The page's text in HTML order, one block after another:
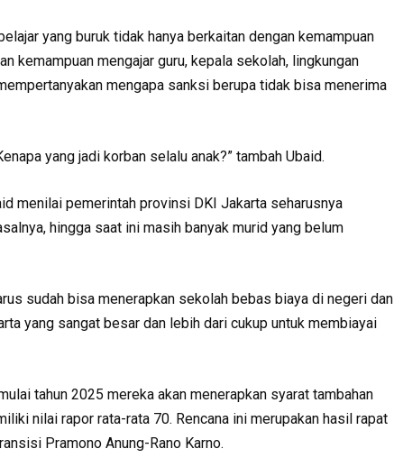
yang buruk tidak hanya berkaitan dengan kemampuan
kemampuan mengajar guru, kepala sekolah, lingkungan
mengapa sanksi berupa tidak bisa menerima
yang jadi korban selalu anak?” tambah Ubaid.
menilai pemerintah provinsi DKI Jakarta seharusnya
hingga saat ini masih banyak murid yang belum
sudah bisa menerapkan sekolah bebas biaya di negeri dan
yang sangat besar dan lebih dari cukup untuk membiayai
tahun 2025 mereka akan menerapkan syarat tambahan
nilai rapor rata-rata 70. Rencana ini merupakan hasil rapat
Pramono Anung-Rano Karno.